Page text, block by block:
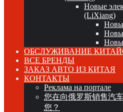
Новые
(LiXiang)
ОБСЛУЖИВАНИЕ
ВСЕ БРЕНДЫ
ЗАКАЗ АВТО ИЗ КИТАЯ
КОНТАКТЫ
Реклама на портале
您在向俄罗斯销售汽
您？